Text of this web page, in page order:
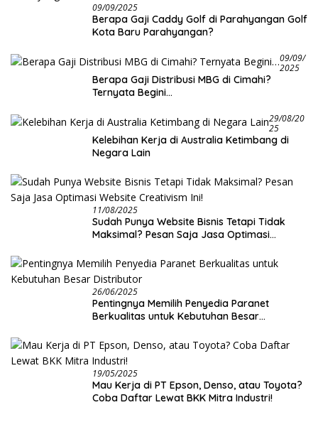
09/09/2025
Berapa Gaji Caddy Golf di Parahyangan Golf
Kota Baru Parahyangan?
09/09/
2025
Berapa Gaji Distribusi MBG di Cimahi?
Ternyata Begini…
29/08/20
25
Kelebihan Kerja di Australia Ketimbang di
Negara Lain
11/08/2025
Sudah Punya Website Bisnis Tetapi Tidak
Maksimal? Pesan Saja Jasa Optimasi
26/06/2025
Pentingnya Memilih Penyedia Paranet
Berkualitas untuk Kebutuhan Besar
19/05/2025
Mau Kerja di PT Epson, Denso, atau Toyota?
Coba Daftar Lewat BKK Mitra Industri!